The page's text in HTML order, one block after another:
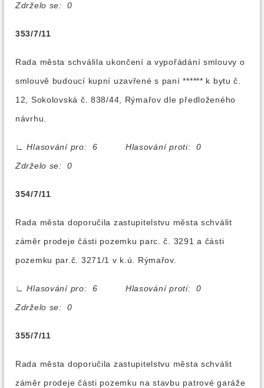
Zdrželo se: 0
353/7/11
Rada města schválila ukončení a vypořádání smlouvy o
smlouvě budoucí kupní uzavřené s paní ****** k bytu č.
12, Sokolovská č. 838/44, Rýmařov dle předloženého
návrhu.
∟
Hlasování pro: 6 Hlasování proti: 0
Zdrželo se: 0
354/7/11
Rada města doporučila zastupitelstvu města schválit
záměr prodeje části pozemku parc. č. 3291 a části
pozemku par.č. 3271/1 v k.ú. Rýmařov.
∟
Hlasování pro: 6 Hlasování proti: 0
Zdrželo se: 0
355/7/11
Rada města doporučila zastupitelstvu města schválit
záměr prodeje části pozemku na stavbu patrové garáže